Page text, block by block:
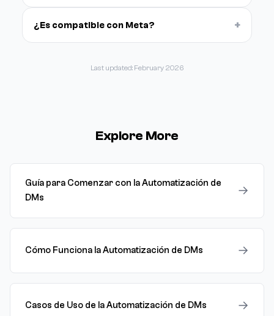
¿Es compatible con Meta? +
Last updated: February 2026
Explore More
Guía para Comenzar con la Automatización de
DMs
→
Cómo Funciona la Automatización de DMs →
Casos de Uso de la Automatización de DMs →